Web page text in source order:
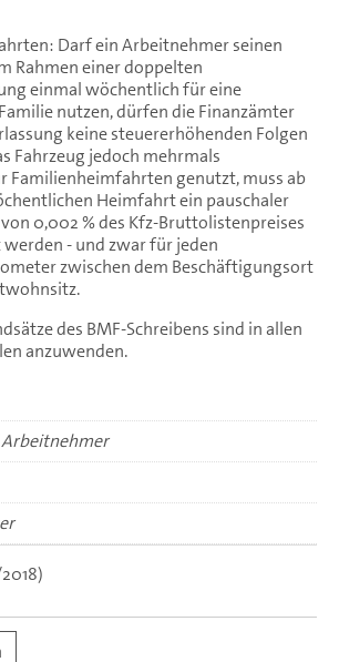
Darf ein Arbeitnehmer seinen
Rahmen einer doppelten
einmal wöchentlich für eine
nutzen, dürfen die Finanzämter
keine steuererhöhenden Folgen
Fahrzeug jedoch mehrmals
Familienheimfahrten genutzt, muss ab
Heimfahrt ein pauschaler
0,002 % des Kfz-Bruttolistenpreises
- und zwar für jeden
zwischen dem Beschäftigungsort
des BMF-Schreibens sind in allen
anzuwenden.